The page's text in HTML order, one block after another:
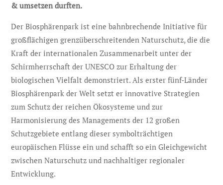
& umsetzen durften.
Der Biosphärenpark ist eine bahnbrechende Initiative für
großflächigen grenzüberschreitenden Naturschutz, die die
Kraft der internationalen Zusammenarbeit unter der
Schirmherrschaft der UNESCO zur Erhaltung der
biologischen Vielfalt demonstriert. Als erster fünf-Länder
Biosphärenpark der Welt setzt er innovative Strategien
zum Schutz der reichen Ökosysteme und zur
Harmonisierung des Managements der 12 großen
Schutzgebiete entlang dieser symbolträchtigen
europäischen Flüsse ein und schafft so ein Gleichgewicht
zwischen Naturschutz und nachhaltiger regionaler
Entwicklung.